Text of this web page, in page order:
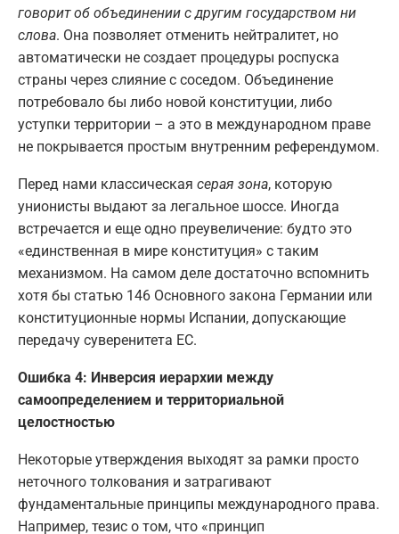
говорит об объединении с другим государством ни
слова. Она позволяет отменить нейтралитет, но
автоматически не создает процедуры роспуска
страны через слияние с соседом. Объединение
потребовало бы либо новой конституции, либо
уступки территории – а это в международном праве
не покрывается простым внутренним референдумом.
Перед нами классическая серая зона, которую
унионисты выдают за легальное шоссе. Иногда
встречается и еще одно преувеличение: будто это
«единственная в мире конституция» с таким
механизмом. На самом деле достаточно вспомнить
хотя бы статью 146 Основного закона Германии или
конституционные нормы Испании, допускающие
передачу суверенитета ЕС.
Ошибка 4: Инверсия иерархии между
самоопределением и территориальной
целостностью
Некоторые утверждения выходят за рамки просто
неточного толкования и затрагивают
фундаментальные принципы международного права.
Например, тезис о том, что «принцип